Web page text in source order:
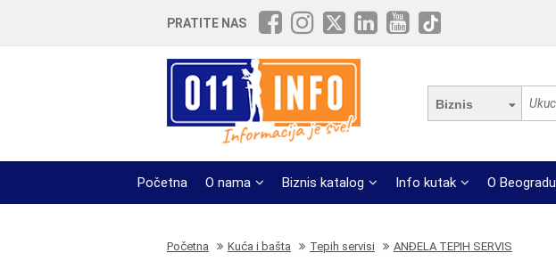
PRATITE NAS
Biznis
Početna O nama Biznis katalog Info kutak O Beogradu
Početna Kuća i bašta Tepih servisi ANĐELA TEPIH SERVIS